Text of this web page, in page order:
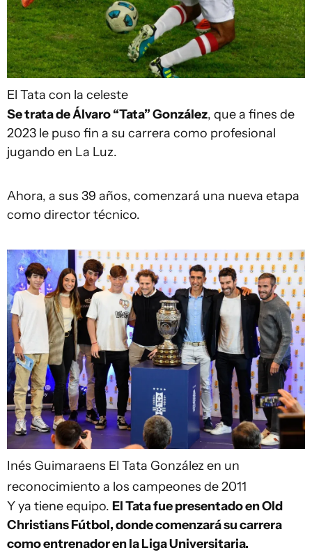
El Tata con la celeste
Se trata de Álvaro “Tata” González, que a fines de
2023 le puso fin a su carrera como profesional
jugando en La Luz.
Ahora, a sus 39 años, comenzará una nueva etapa
como director técnico.
Inés Guimaraens El Tata González en un
reconocimiento a los campeones de 2011
Y ya tiene equipo. El Tata fue presentado en Old
Christians Fútbol, donde comenzará su carrera
como entrenador en la Liga Universitaria.